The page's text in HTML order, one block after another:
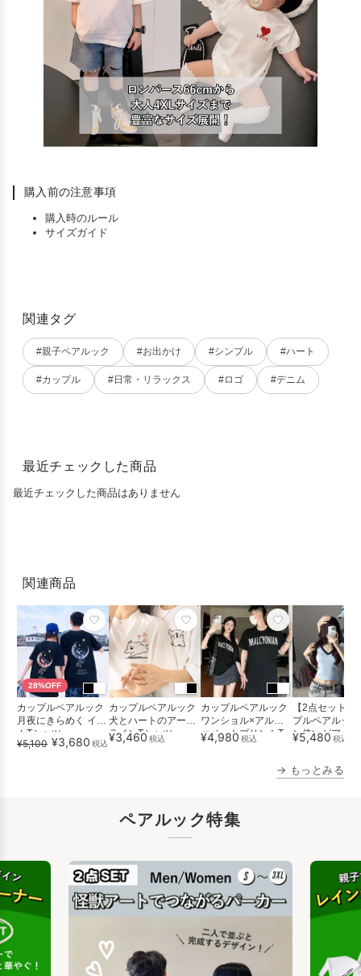
購入前の注意事項
購入時のルール
サイズガイド
関連タグ
#親子ペアルック #お出かけ #シンプル #ハート
#カップル #日常・リラックス #ロゴ #デニム
最近チェックした商品
最近チェックした商品はありません
関連商品
28%OFF
カップルペアルック
月夜にきらめく イル
カTシャツ
¥5,100 ¥3,680 税込
カップルペアルック
犬とハートのアート
ラインTシャツ
¥3,460 税込
カップルペアルック
ワンショル×アルフ
ァベットプリントT
シャツセッ...
¥4,980 税込
【2点セット】
プルペアルッ
ン使いがアク
ライトブ...
¥5,480 税込
→ もっとみる
ペアルック特集